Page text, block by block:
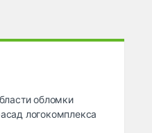
обломки
логокомплекса